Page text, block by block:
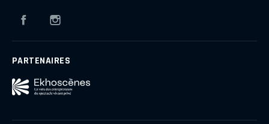
Facebook
PARTENAIRES